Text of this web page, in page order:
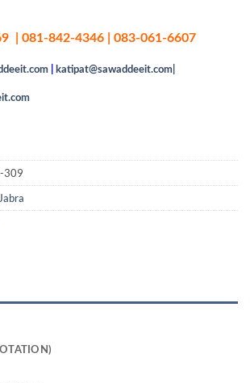
| 081-842-4346 | 083-061-6607
katipat@sawaddeeit.com|
309
Jabra